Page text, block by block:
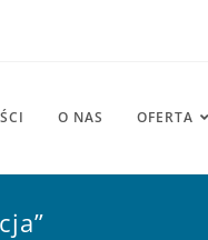
O NAS OFERTA